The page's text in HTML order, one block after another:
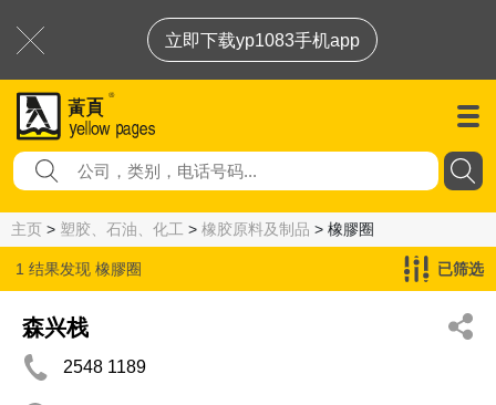
立即下载yp1083手机app
主页 > 塑胶、石油、化工 > 橡胶原料及制品 > 橡膠圈
1 结果发现 橡膠圈 已筛选
森兴栈
2548 1189